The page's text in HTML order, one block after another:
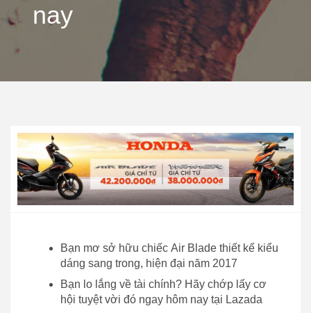
nay
Bạn mơ sở hữu chiếc Air Blade thiết kế kiểu
dáng sang trong, hiện đại năm 2017
Bạn lo lắng về tài chính? Hãy chớp lấy cơ
hội tuyệt vời đó ngay hôm nay tại Lazada